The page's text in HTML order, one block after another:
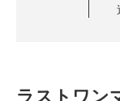
ラストワン